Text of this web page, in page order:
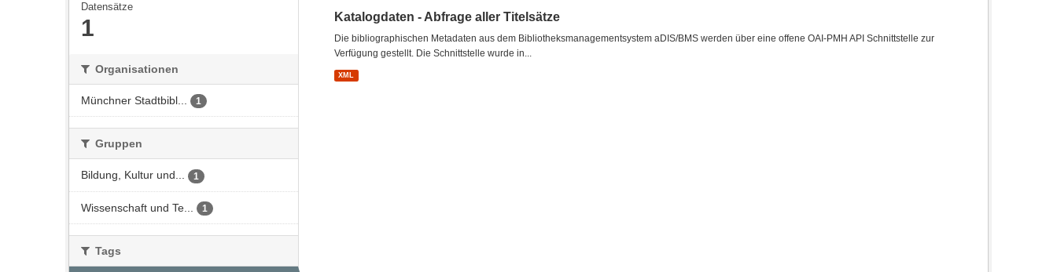
Datensätze
1
Organisationen
Münchner Stadtbibl... 1
Gruppen
Bildung, Kultur und... 1
Wissenschaft und Te... 1
Tags
Katalogdaten - Abfrage aller Titelsätze
Die bibliographischen Metadaten aus dem Bibliotheksmanagementsystem aDIS/BMS werden über eine offene OAI-PMH API Schnittstelle zur
Verfügung gestellt. Die Schnittstelle wurde in...
XML